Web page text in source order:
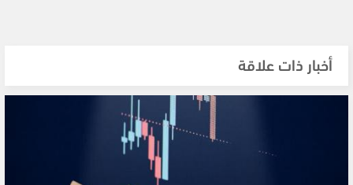
أخبار ذات علاقة